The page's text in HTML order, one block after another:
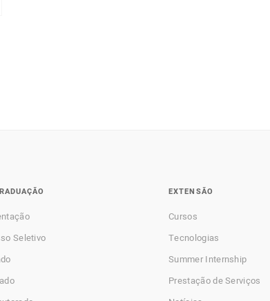
Seletivo
EXTENSÃO
Cursos
Tecnologias
Summer Internship
Prestação de Serviços